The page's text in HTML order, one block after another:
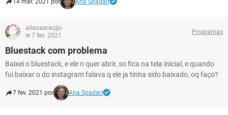
14 mar. 2021 por Ana Spadari
allanaaraujjo
le 7 fev. 2021
Programas
Bluestack com problema
Baixei o bluestack, e ele n quer abrir, so fica na tela inicial, e quando
fui baixar o do instagram falava q ele ja tinha sido baixado, oq faço?
7 fev. 2021 por Ana Spadari